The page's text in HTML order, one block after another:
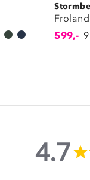
599,-
4.7